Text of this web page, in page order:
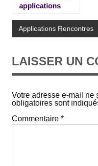
applications
l’amour
Applications Rencontres
LAISSER UN
Votre adresse e-mail ne
obligatoires sont
Commentaire *